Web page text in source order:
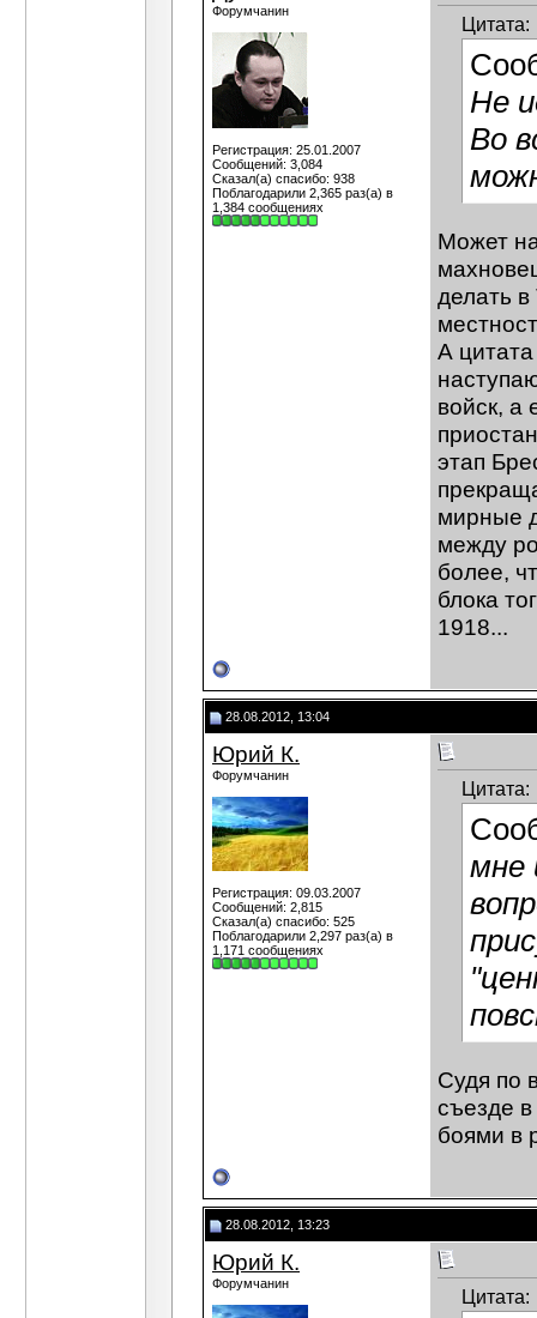
Форумчанин
Регистрация: 25.01.2007
Сообщений: 3,084
Сказал(а) спасибо: 938
Поблагодарили 2,365 раз(а) в
1,384 сообщениях
Цитата:
Не
Во
Может
делать
А
войск, а
этап
мирные
между
более,
блока
1918...
28.08.2012, 13:04
Юрий К.
Форумчанин
Регистрация: 09.03.2007
Сообщений: 2,815
Сказал(а) спасибо: 525
Поблагодарили 2,297 раз(а) в
1,171 сообщениях
Цитата:
мне
Судя по
съезде
боями в
28.08.2012, 13:23
Юрий К.
Форумчанин
Цитата: